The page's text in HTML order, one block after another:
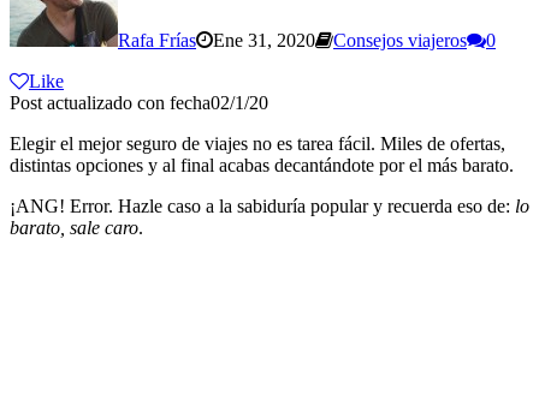
Rafa Frías Ene 31, 2020 Consejos viajeros
0
Like
Post actualizado con fecha02/1/20
Elegir el mejor seguro de viajes no es tarea fácil. Miles de ofertas,
distintas opciones y al final acabas decantándote por el más barato.
¡ANG! Error. Hazle caso a la sabiduría popular y recuerda eso de: lo
barato, sale caro.